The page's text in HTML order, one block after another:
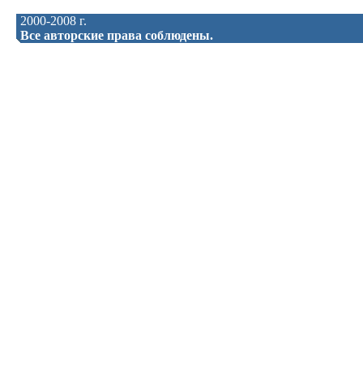
2000-2008 г.
Все авторские права соблюдены.